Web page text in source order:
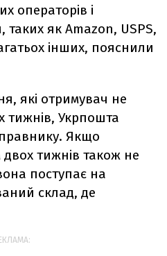
операторів і
таких як Amazon, USPS,
інших, пояснили
які отримувач не
тижнів, Укрпошта
Якщо
тижнів також не
поступає на
склад, де